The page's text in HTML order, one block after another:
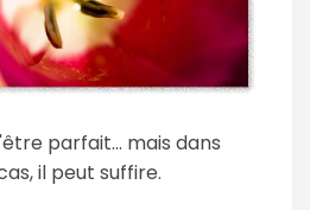
parfait... mais dans
il peut suffire.